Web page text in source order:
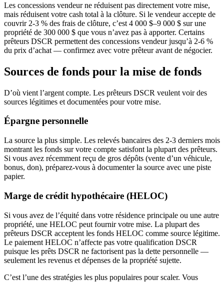
Les concessions vendeur ne réduisent pas directement votre mise,
mais réduisent votre cash total à la clôture. Si le vendeur accepte de
couvrir 2-3 % des frais de clôture, c’est 4 000 $–9 000 $ sur une
propriété de 300 000 $ que vous n’avez pas à apporter. Certains
prêteurs DSCR permettent des concessions vendeur jusqu’à 2-6 %
du prix d’achat — confirmez avec votre prêteur avant de négocier.
Sources de fonds pour la mise de fonds
D’où vient l’argent compte. Les prêteurs DSCR veulent voir des
sources légitimes et documentées pour votre mise.
Épargne personnelle
La source la plus simple. Les relevés bancaires des 2-3 derniers mois
montrant les fonds sur votre compte satisfont la plupart des prêteurs.
Si vous avez récemment reçu de gros dépôts (vente d’un véhicule,
bonus, don), préparez-vous à documenter la source avec une piste
papier.
Marge de crédit hypothécaire (HELOC)
Si vous avez de l’équité dans votre résidence principale ou une autre
propriété, une HELOC peut fournir votre mise. La plupart des
prêteurs DSCR acceptent les fonds HELOC comme source légitime.
Le paiement HELOC n’affecte pas votre qualification DSCR
puisque les prêts DSCR ne factorisent pas la dette personnelle —
seulement les revenus et dépenses de la propriété sujette.
C’est l’une des stratégies les plus populaires pour scaler. Vous